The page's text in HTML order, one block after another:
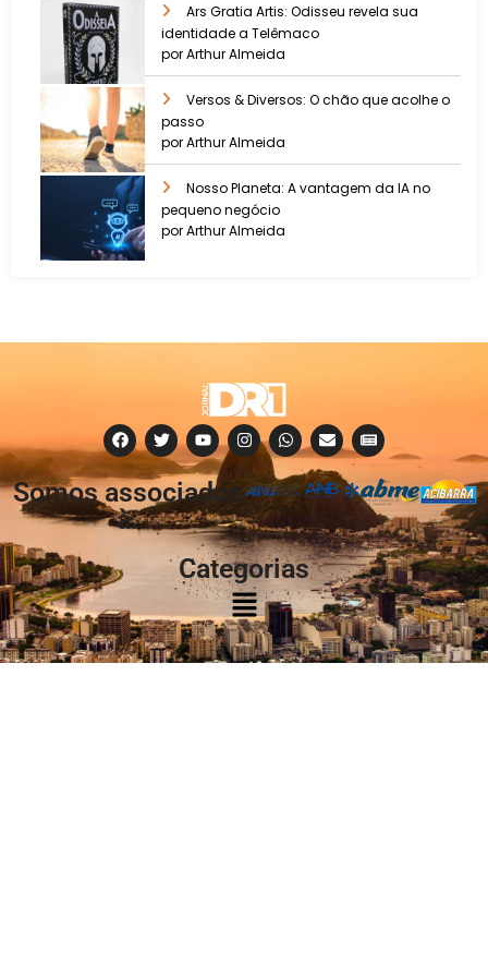
Ars Gratia Artis: Odisseu revela sua
identidade a Telêmaco
por Arthur Almeida
Versos & Diversos: O chão que acolhe o
passo
por Arthur Almeida
Nosso Planeta: A vantagem da IA no
pequeno negócio
por Arthur Almeida
Somos associados
à:
Categorias